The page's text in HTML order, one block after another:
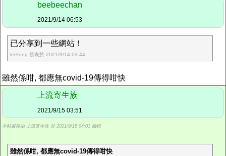
beebeechan
2021/9/14 06:53
已分享到一些網站！
leefeng 發表於 2021/9/14 03:44
雖然係咁, 都應無covid-19傳得咁快
上流寄生族
2021/9/15 03:51
本帖最後由 上流寄生族 於 2021/9/15 04:01 編輯
雖然係咁, 都應無covid-19傳得咁快